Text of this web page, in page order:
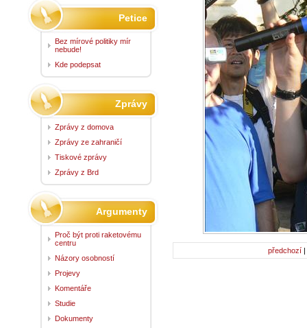
předchozí |
Petice
Bez mírové politiky mír
nebude!
Kde podepsat
Zprávy
Zprávy z domova
Zprávy ze zahraničí
Tiskové zprávy
Zprávy z Brd
Argumenty
Proč být proti raketovému
centru
Názory osobností
Projevy
Komentáře
Studie
Dokumenty